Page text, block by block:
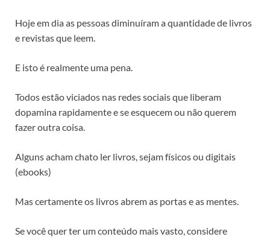
Hoje em dia as pessoas diminuíram a quantidade de livros
e revistas que leem.
E isto é realmente uma pena.
Todos estão viciados nas redes sociais que liberam
dopamina rapidamente e se esquecem ou não querem
fazer outra coisa.
Alguns acham chato ler livros, sejam físicos ou digitais
(ebooks)
Mas certamente os livros abrem as portas e as mentes.
Se você quer ter um conteúdo mais vasto, considere